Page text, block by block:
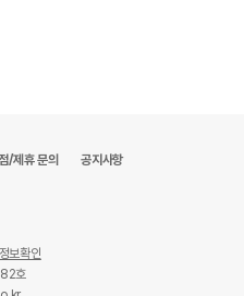
/제휴 문의 공지사항
보확인
호